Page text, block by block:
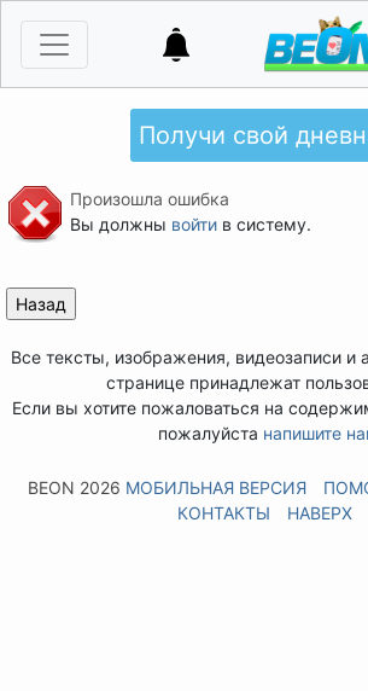
Получи свой
Произошла ошибка
Вы должны войтив систему.
Все тексты, изображения, видеозаписи и
странице принадлежат
Если вы хотите пожаловаться на
пожалуйста напишите
BEON 2026 МОБИЛЬНАЯ ВЕРСИЯ
КОНТАКТЫ
НАВЕРХ